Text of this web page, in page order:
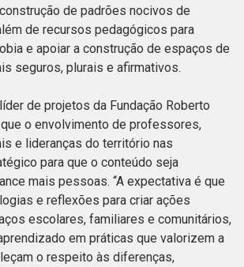
de padrões nocivos de
de recursos pedagógicos para
e apoiar a construção de espaços de
seguros, plurais e afirmativos.
de projetos da Fundação Roberto
o envolvimento de professores,
e lideranças do território nas
para que o conteúdo seja
mais pessoas. “A expectativa é que
e reflexões para criar ações
escolares, familiares e comunitários,
em práticas que valorizem a
o respeito às diferenças,